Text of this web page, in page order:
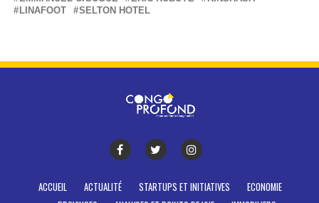
LINAFOOT
SELTON HOTEL
ACCUEIL ACTUALITÉ STARTUPS ET INITIATIVES
ECONOMIE